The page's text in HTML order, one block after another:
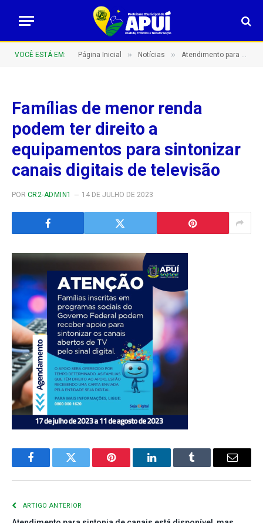
VOCÊ ESTÁ EM: Página Inicial » Notícias » Atendimento para sintonia de canais está disponível, mas por tempo limitado
Famílias de menor renda
podem ter direito a
equipamentos para sintonizar
canais digitais de televisão
POR CR2-ADMIN1 14 DE JULHO DE 2023
FacebookTwitter Pinterest LinkedInTumblr
E-
ARTIGO ANTERIOR